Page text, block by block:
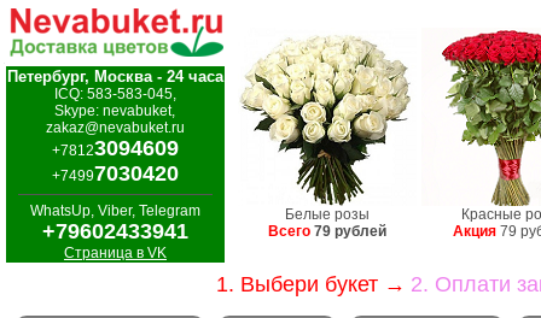
Петербург, Москва - 24 часа
ICQ: 583-583-045,
Skype: nevabuket,
zakaz@nevabuket.ru
+78123094609
+74997030420
WhatsUp, Viber, Telegram
+79602433941
Страница в VK
Белые розы
Всего 79 рублей
Красные
Акция 79
1. Выбери букет → 2. Оплати